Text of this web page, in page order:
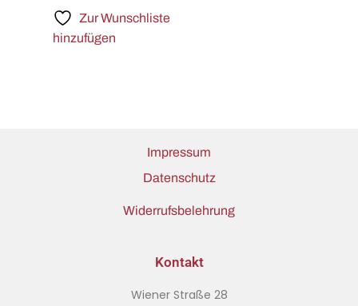
Zur Wunschliste
hinzufügen
Impressum
Datenschutz
Widerrufsbelehrung
Kontakt
Wiener Straße 28